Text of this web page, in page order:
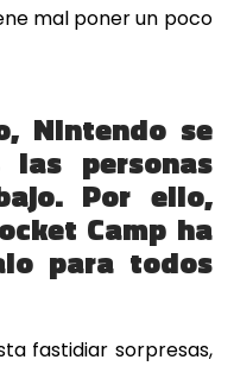
mal poner un poco
Nintendo se
personas
Por ello,
Camp ha
para todos
fastidiar sorpresas,